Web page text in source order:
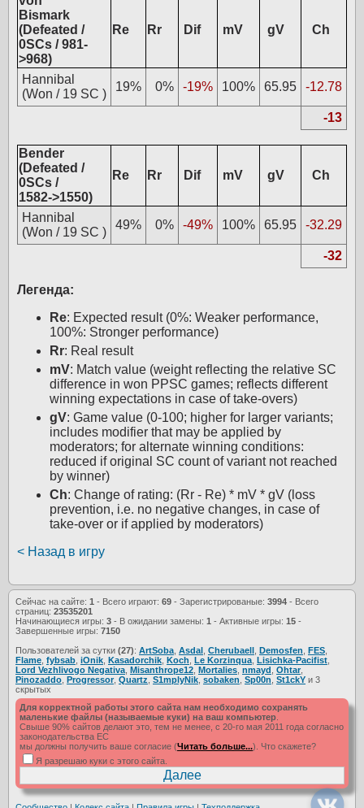
Bismark
(Defeated /
0SCs / 981-
>968)
Re Rr Dif mV gV Ch
Hannibal
(Won / 19 SC )
19% 0% -19% 100% 65.95 -12.78
-13
Bender
(Defeated /
0SCs /
1582->1550)
Re Rr Dif mV gV Ch
Hannibal
(Won / 19 SC )
49% 0% -49% 100% 65.95 -32.29
-32
Легенда:
Re: Expected result (0%: Weaker performance,
100%: Stronger performance)
Rr: Real result
mV: Match value (weight reflecting the relative SC
difference in won PPSC games; reflects different
winning expectations in case of take-overs)
gV: Game value (0-100; higher for larger variants;
includes modifier that may be applied by
moderators; for alternate winning conditions:
reduced if original SC count of variant not reached
by winner)
Ch: Change of rating: (Rr - Re) * mV * gV (loss
prevention, i.e. no negative changes, in case of
take-over or if applied by moderators)
< Назад в игру
Сейчас на сайте: 1 - Всего играют: 69 - Зарегистрированые: 3994 - Всего
страниц: 23535201
Начинающиеся игры: 3 - В ожидании замены: 1 - Активные игры: 15 -
Завершенные игры: 7150
Пользователей за сутки (27): ArtSoba Asdal Cherubaell Demosfen FES
Flame fybsab iOnik Kasadorchik Koch Le Korzinqua Lisichka-Pacifist
Lord Vezhlivogo Negativa Misanthrope12 Mortalies nmayd Ohtar,
Pinozaddo Progressor, Quartz S1mplyNik sobaken Sp00n St1ckY и 3
скрытых
Для корректной работы этого сайта нам необходимо сохранять
маленькие файлы (называемые куки) на ваш компьютер
Свыше 90% сайтов делают это, тем не менее, с 20-го мая 2011 года согласно
законодательства ЕС
мы должны получить ваше согласие (Читать больше...). Что скажете?
Я разрешаю куки с этого сайта.